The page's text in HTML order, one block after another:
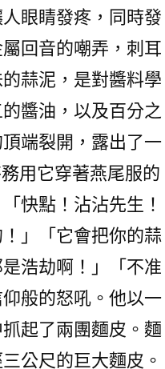
眼睛發疼，同時發
回音的嘲弄，刺耳
蒜泥，是對醬料學
醬油，以及百分之
端裂開，露出了一
用它穿著燕尾服的
快點！沾沾先生！
」「它會把你的蒜
浩劫啊！」「不准
般的怒吼。他以一
起了兩團麵皮。麵
公尺的巨大麵皮。